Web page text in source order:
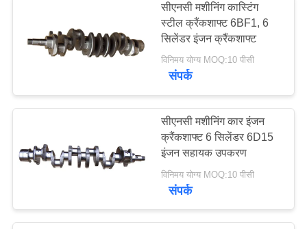
सीएनसी मशीनिंग कास्टिंग
स्टील क्रैंकशाफ्ट 6BF1, 6
सिलेंडर इंजन क्रैंकशाफ्ट
विनिमय योग्य MOQ:10 पीसी
संपर्क
सीएनसी मशीनिंग कार इंजन
क्रैंकशाफ्ट 6 सिलेंडर 6D15
इंजन सहायक उपकरण
विनिमय योग्य MOQ:10 पीसी
संपर्क